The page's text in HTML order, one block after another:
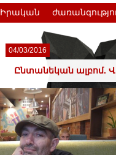
Իրական
04/03/2016
Ընտանեկան ալբոմ.